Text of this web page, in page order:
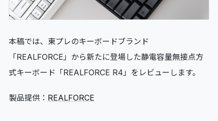
本稿では、東プレのキーボードブランド
「REALFORCE」から新たに登場した静電容量無接点方
式キーボード「REALFORCE R4」をレビューします。
製品提供： REALFORCE